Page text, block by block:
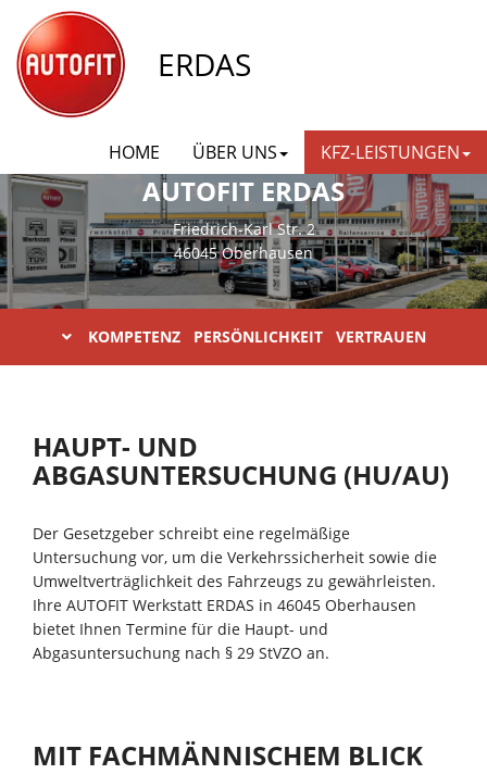
ERDAS
HOME ÜBER UNS KFZ-LEISTUNGEN
AUTOFIT ERDAS
Friedrich-Karl Str. 2
46045 Oberhausen
KOMPETENZ PERSÖNLICHKEIT VERTRAUEN
HAUPT- UND
ABGASUNTERSUCHUNG (HU/AU)
Der Gesetzgeber schreibt eine regelmäßige
Untersuchung vor, um die Verkehrssicherheit sowie die
Umweltverträglichkeit des Fahrzeugs zu gewährleisten.
Ihre AUTOFIT Werkstatt ERDAS in 46045 Oberhausen
bietet Ihnen Termine für die Haupt- und
Abgasuntersuchung nach § 29 StVZO an.
MIT FACHMÄNNISCHEM BLICK